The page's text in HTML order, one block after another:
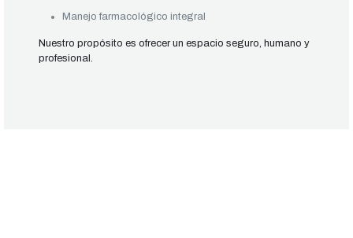
Manejo farmacológico integral
Nuestro propósito es ofrecer un espacio seguro, humano y
profesional.